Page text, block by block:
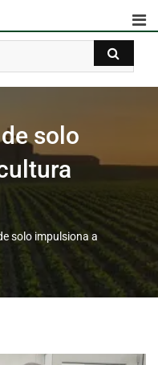
solo
solo impulsiona a